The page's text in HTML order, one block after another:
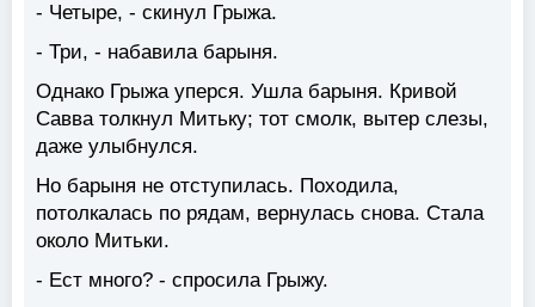
- Четыре, - скинул Грыжа.
- Три, - набавила барыня.
Однако Грыжа уперся. Ушла барыня. Кривой
Савва толкнул Митьку; тот смолк, вытер слезы,
даже улыбнулся.
Но барыня не отступилась. Походила,
потолкалась по рядам, вернулась снова. Стала
около Митьки.
- Ест много? - спросила Грыжу.